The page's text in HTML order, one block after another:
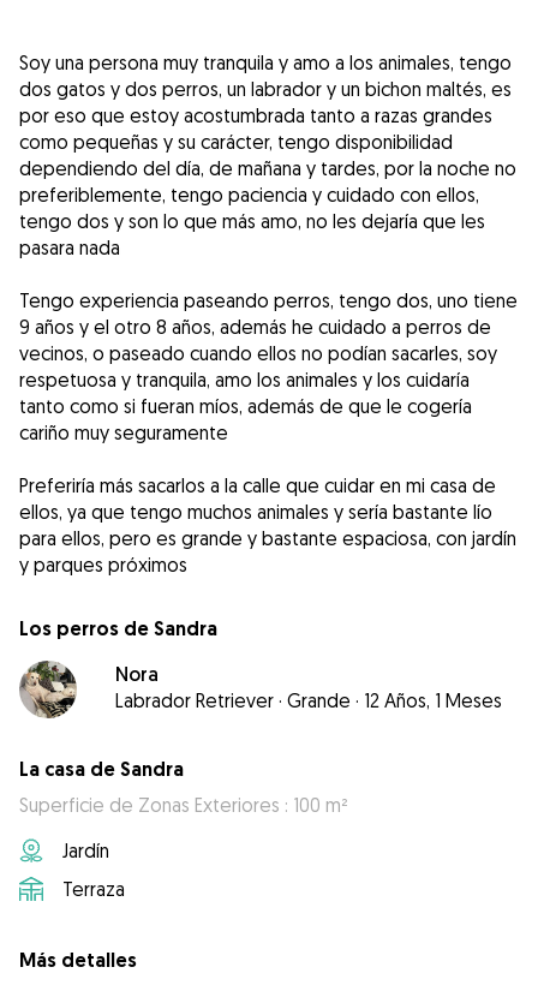
Soy una persona muy tranquila y amo a los animales, tengo
dos gatos y dos perros, un labrador y un bichon maltés, es
por eso que estoy acostumbrada tanto a razas grandes
como pequeñas y su carácter, tengo disponibilidad
dependiendo del día, de mañana y tardes, por la noche no
preferiblemente, tengo paciencia y cuidado con ellos,
tengo dos y son lo que más amo, no les dejaría que les
pasara nada
Tengo experiencia paseando perros, tengo dos, uno tiene
9 años y el otro 8 años, además he cuidado a perros de
vecinos, o paseado cuando ellos no podían sacarles, soy
respetuosa y tranquila, amo los animales y los cuidaría
tanto como si fueran míos, además de que le cogería
cariño muy seguramente
Preferiría más sacarlos a la calle que cuidar en mi casa de
ellos, ya que tengo muchos animales y sería bastante lío
para ellos, pero es grande y bastante espaciosa, con jardín
y parques próximos
Los perros de Sandra
Nora
Labrador Retriever · Grande · 12 Años, 1 Meses
La casa de Sandra
Superficie de Zonas Exteriores : 100 m²
Jardín
Terraza
Más detalles